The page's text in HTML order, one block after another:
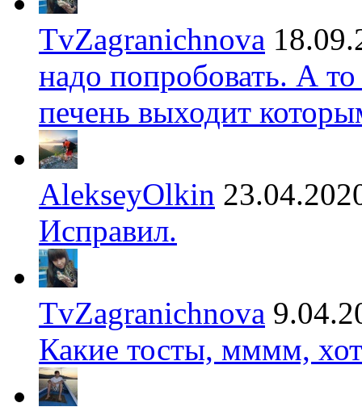
TvZagranichnova
надо попробовать. А
печень выходит
AlekseyOlkin
Исправил.
TvZagranichnova
Какие тосты, мммм,